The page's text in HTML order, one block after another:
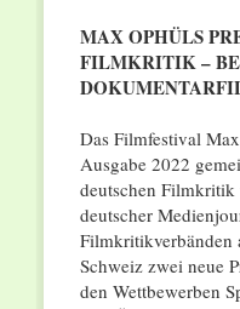
MAX OPHÜLS
FILMKRITIK –
Das Filmfestival
Ausgabe 2022
deutschen
deutscher
Filmkritikverbänden
Schweiz zwei neue
den Wettbewerben